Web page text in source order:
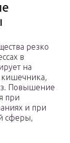
резко
в
на
кишечника,
Повышение
при
и при
сферы,